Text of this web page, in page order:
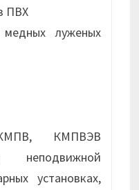
ПВХ
луженых
КМПВЭВ
неподвижной
установках,